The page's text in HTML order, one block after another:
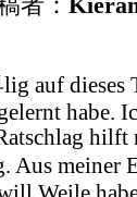
auf dieses
habe.
Aus meiner